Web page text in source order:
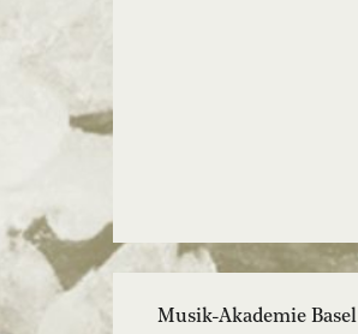
Musik-Akademie Basel